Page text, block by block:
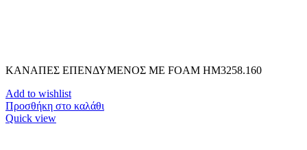
ΚΑΝΑΠΕΣ ΕΠΕΝΔΥΜΕΝΟΣ ΜΕ FOAM HM3258.160
Add to wishlist
Προσθήκη στο καλάθι
Quick view